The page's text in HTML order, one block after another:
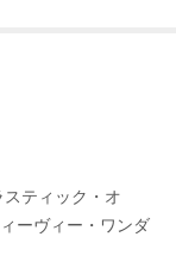
ティック・オ
ーヴィー・ワンダ